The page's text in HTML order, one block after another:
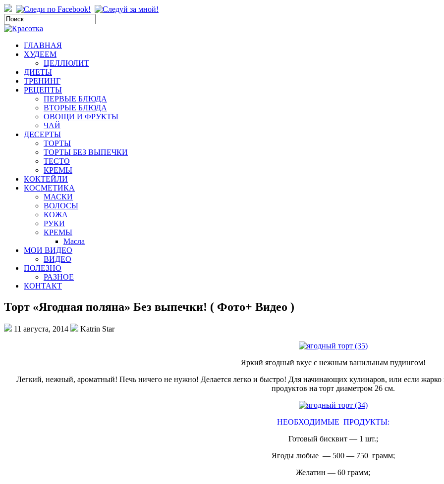
ГЛАВНАЯ
ХУДЕЕМ
ЦЕЛЛЮЛИТ
ДИЕТЫ
ТРЕНИНГ
РЕЦЕПТЫ
ПЕРВЫЕ БЛЮДА
ВТОРЫЕ БЛЮДА
ОВОЩИ И ФРУКТЫ
ЧАЙ
ДЕСЕРТЫ
ТОРТЫ
ТОРТЫ БЕЗ ВЫПЕЧКИ
ТЕСТО
КРЕМЫ
КОКТЕЙЛИ
КОСМЕТИКА
МАСКИ
ВОЛОСЫ
КОЖА
РУКИ
КРЕМЫ
Масла
МОИ ВИДЕО
ВИДЕО
ПОЛЕЗНО
РАЗНОЕ
КОНТАКТ
Торт «Ягодная поляна» Без выпечки! ( Фото+ Видео )
11 августа, 2014 Katrin Star
Яркий ягодный вкус с нежным ванильным пудингом!
Легкий, нежный, ароматный! Печь ничего не нужно! Делается легко и быстро! Для начинающих кулинаров, или если жарко
продуктов на торт диаметром 26 см.
НЕОБХОДИМЫЕ ПРОДУКТЫ:
Готовый бисквит — 1 шт.;
Ягоды любые — 500 — 750 грамм;
Желатин — 60 грамм;